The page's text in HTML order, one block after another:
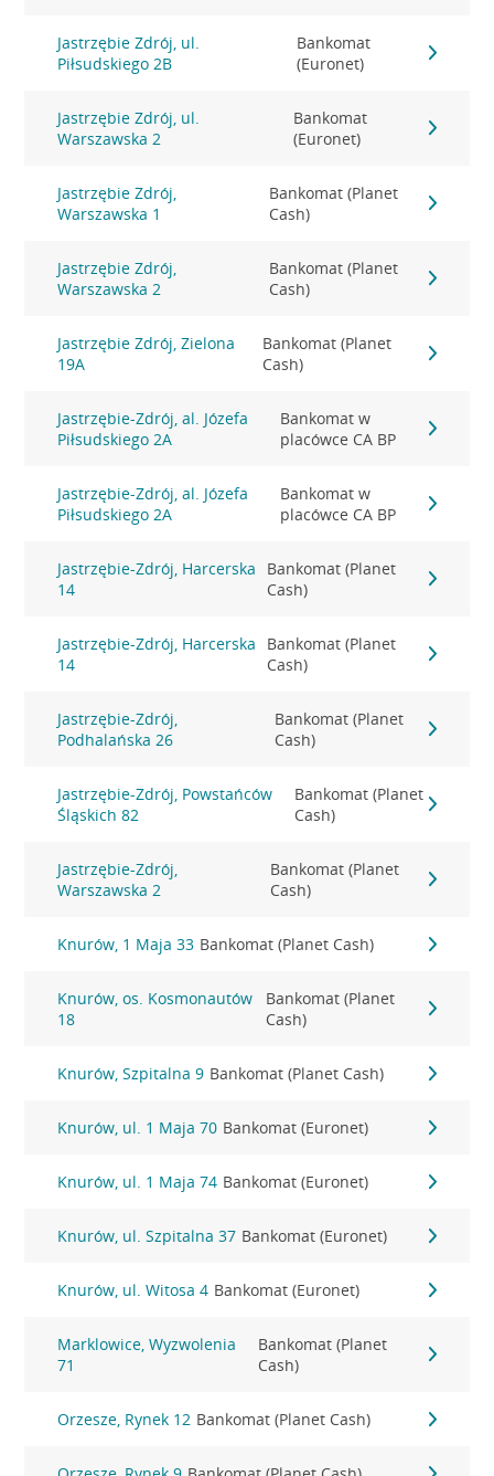
Jastrzębie Zdrój, ul.
Piłsudskiego 2B
Bankomat
(Euronet)
Jastrzębie Zdrój, ul.
Warszawska 2
Bankomat
(Euronet)
Jastrzębie Zdrój,
Warszawska 1
Bankomat (Planet
Cash)
Jastrzębie Zdrój,
Warszawska 2
Bankomat (Planet
Cash)
Jastrzębie Zdrój, Zielona
19A
Bankomat (Planet
Cash)
Jastrzębie-Zdrój, al. Józefa
Piłsudskiego 2A
Bankomat w
placówce CA BP
Jastrzębie-Zdrój, al. Józefa
Piłsudskiego 2A
Bankomat w
placówce CA BP
Jastrzębie-Zdrój, Harcerska
14
Bankomat (Planet
Cash)
Jastrzębie-Zdrój, Harcerska
14
Bankomat (Planet
Cash)
Jastrzębie-Zdrój,
Podhalańska 26
Bankomat (Planet
Cash)
Jastrzębie-Zdrój, Powstańców
Śląskich 82
Bankomat (Planet
Cash)
Jastrzębie-Zdrój,
Warszawska 2
Bankomat (Planet
Cash)
Knurów, 1 Maja 33 Bankomat (Planet Cash)
Knurów, os. Kosmonautów
18
Bankomat (Planet
Cash)
Knurów, Szpitalna 9 Bankomat (Planet Cash)
Knurów, ul. 1 Maja 70 Bankomat (Euronet)
Knurów, ul. 1 Maja 74 Bankomat (Euronet)
Knurów, ul. Szpitalna 37 Bankomat (Euronet)
Knurów, ul. Witosa 4 Bankomat (Euronet)
Marklowice, Wyzwolenia
71
Bankomat (Planet
Cash)
Orzesze, Rynek 12 Bankomat (Planet Cash)